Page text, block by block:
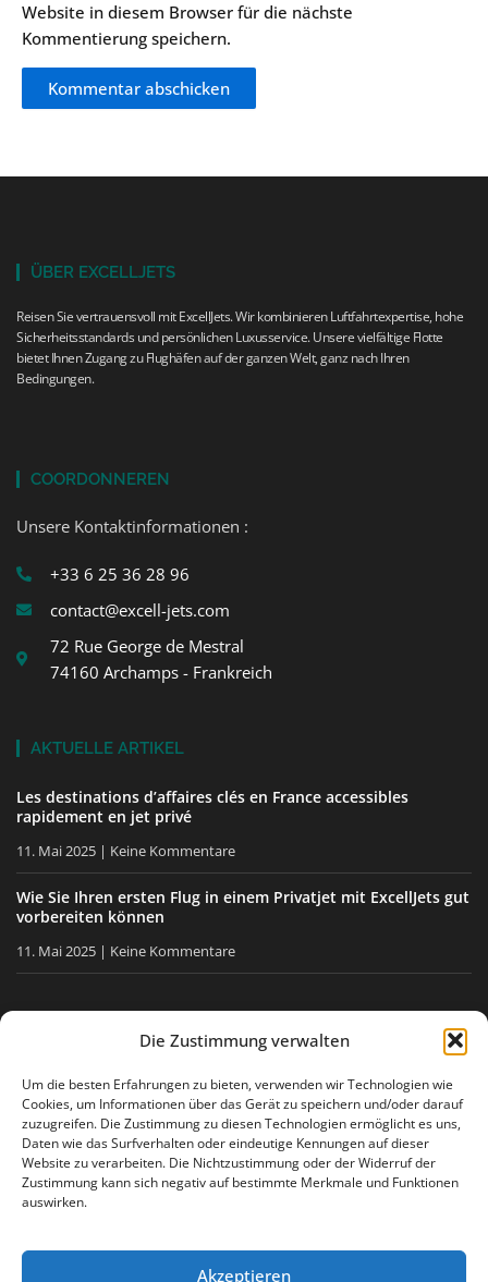
Die Zustimmung verwalten
Um die besten Erfahrungen zu bieten, verwenden wir Technologien wie
Cookies, um Informationen über das Gerät zu speichern und/oder darauf
zuzugreifen. Die Zustimmung zu diesen Technologien ermöglicht es uns,
Daten wie das Surfverhalten oder eindeutige Kennungen auf dieser
Website zu verarbeiten. Die Nichtzustimmung oder der Widerruf der
Zustimmung kann sich negativ auf bestimmte Merkmale und Funktionen
auswirken.
Akzeptieren
Website in diesem Browser für die nächste
Kommentierung speichern.
ÜBER EXCELLJETS
Reisen Sie vertrauensvoll mit ExcellJets. Wir kombinieren Luftfahrtexpertise, hohe
Sicherheitsstandards und persönlichen Luxusservice. Unsere vielfältige Flotte
bietet Ihnen Zugang zu Flughäfen auf der ganzen Welt, ganz nach Ihren
Bedingungen.
COORDONNEREN
Unsere Kontaktinformationen :
+33 6 25 36 28 96
contact@excell-jets.com
72 Rue George de Mestral
74160 Archamps - Frankreich
AKTUELLE ARTIKEL
Les destinations d’affaires clés en France accessibles
rapidement en jet privé
11. Mai 2025 Keine Kommentare
Wie Sie Ihren ersten Flug in einem Privatjet mit ExcellJets gut
vorbereiten können
11. Mai 2025 Keine Kommentare
BLEIBEN SIE INFORMIERT
Erhalten Sie unsere Tipps, unsere Neuigkeiten direkt in Ihre
E-Mail-Box.
Ich stimme der Datenschutzerklärung